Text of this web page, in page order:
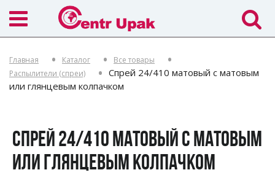
Главная Каталог
Все товары
Распылители (спреи)
Спрей 24/410 матовый с матовым
или глянцевым колпачком
СПРЕЙ 24/410 МАТОВЫЙ С МАТОВЫМ
ИЛИ ГЛЯНЦЕВЫМ КОЛПАЧКОМ